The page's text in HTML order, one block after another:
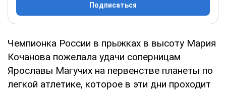
Подписаться
Чемпионка России в прыжках в высоту Мария
Кочанова пожелала удачи соперницам
Ярославы Магучих на первенстве планеты по
легкой атлетике, которое в эти дни проходит